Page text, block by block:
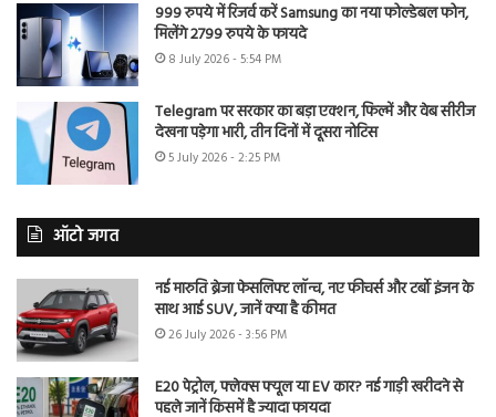
999 रुपये में रिजर्व करें Samsung का नया फोल्डेबल फोन,
मिलेंगे 2799 रुपये के फायदे
8 July 2026 - 5:54 PM
Telegram पर सरकार का बड़ा एक्शन, फिल्में और वेब सीरीज
देखना पड़ेगा भारी, तीन दिनों में दूसरा नोटिस
5 July 2026 - 2:25 PM
ऑटो जगत
नई मारुति ब्रेजा फेसलिफ्ट लॉन्च, नए फीचर्स और टर्बो इंजन के
साथ आई SUV, जानें क्या है कीमत
26 July 2026 - 3:56 PM
E20 पेट्रोल, फ्लेक्स फ्यूल या EV कार? नई गाड़ी खरीदने से
पहले जानें किसमें है ज्यादा फायदा